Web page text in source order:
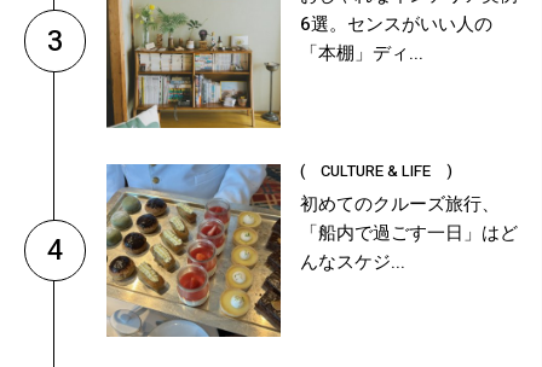
3
6選。センスがいい人の
「本棚」ディ...
4
( CULTURE & LIFE )
初めてのクルーズ旅行、
「船内で過ごす一日」はど
んなスケジ...